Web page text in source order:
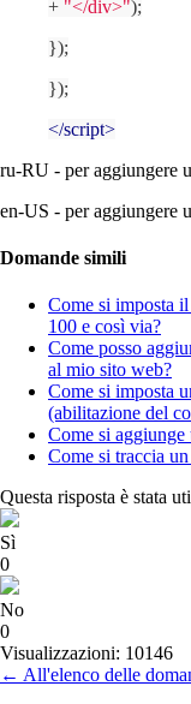
+ "</div>");
});
});
</script>
ru-RU - per aggiungere
en-US - per aggiungere
Domande simili
Come si imposta
100 e così via?
Come posso
al mio sito web?
Come si imposta
(abilitazione del
Come si aggiunge
Come si traccia
Questa risposta è stata
Sì
0
No
0
Visualizzazioni: 10146
← All'elenco delle